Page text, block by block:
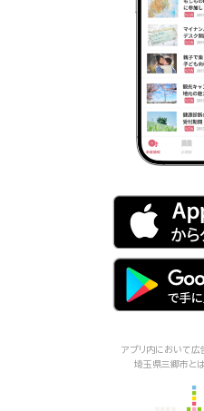
アプリ内において広
埼玉県三郷市と